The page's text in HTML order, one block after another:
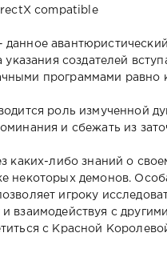
compatible
данное
указания создателей
программами равно
роль измученной
и сбежать из
каких-либо знаний о
некоторых демонов.
игроку
взаимодействуя с
с Красной